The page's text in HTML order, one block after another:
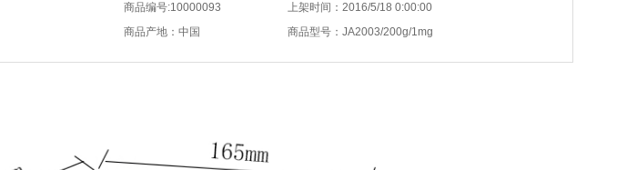
商品编号:10000093
上架时间：2016/5/18 0:00:00
商品产地：中国 商品型号：JA2003/200g/1mg